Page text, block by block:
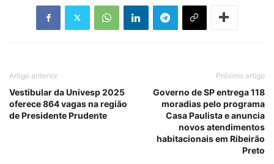
Artigo anterior
Vestibular da Univesp 2025
oferece 864 vagas na região
de Presidente Prudente
Próximo artigo
Governo de SP entrega 118
moradias pelo programa
Casa Paulista e anuncia
novos atendimentos
habitacionais em Ribeirão
Preto